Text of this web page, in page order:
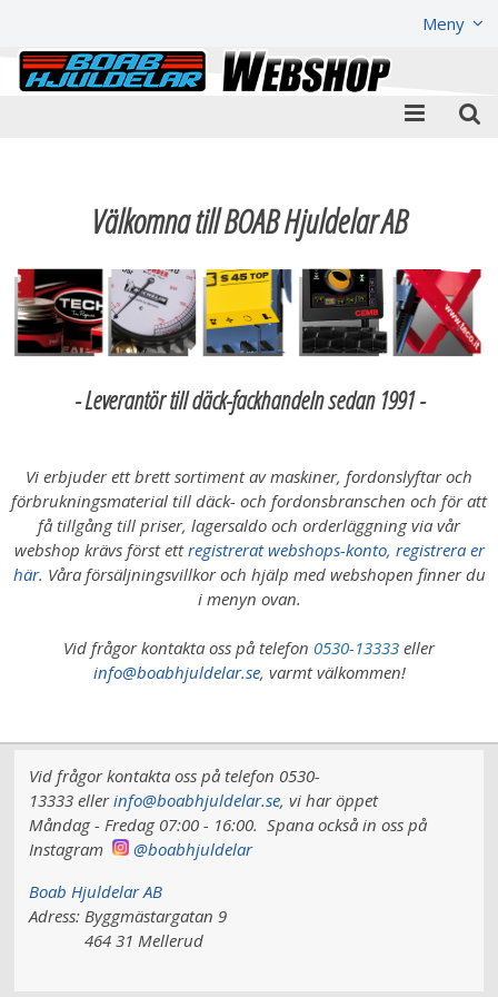
Meny
Välkomna till BOAB Hjuldelar AB
- Leverantör till däck-fackhandeln sedan 1991 -
Vi erbjuder ett brett sortiment av maskiner, fordonslyftar och
förbrukningsmaterial till däck- och fordonsbranschen och för att
få tillgång till priser, lagersaldo och orderläggning via vår
webshop krävs först ettregistrerat webshops-konto, registrera er
här. Våra försäljningsvillkor och hjälp med webshopen finner du
i menyn ovan.
Vid frågor kontakta oss på telefon 0530-13333 eller
info@boabhjuldelar.se, varmt välkommen!
Vid frågor kontakta oss på telefon 0530-
13333 ellerinfo@boabhjuldelar.se, vi haröppet
Måndag - Fredag 07:00 - 16:00. Spana också in oss på
Instagram
@boabhjuldelar
Boab Hjuldelar AB
Adress: Byggmästargatan 9
464 31 Mellerud